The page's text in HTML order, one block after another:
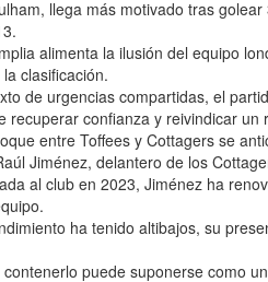
llega más motivado tras
alimenta la ilusión del equipo
clasificación.
de urgencias compartidas, el
recuperar confianza y reivindicar
entre Toffees y Cottagers se
Jiménez, delantero de los
al club en 2023, Jiménez ha
ha tenido altibajos, su
puede suponerse como